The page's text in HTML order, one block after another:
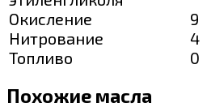
Окисление
9
Нитрование
4
Топливо
0
Похожие масла